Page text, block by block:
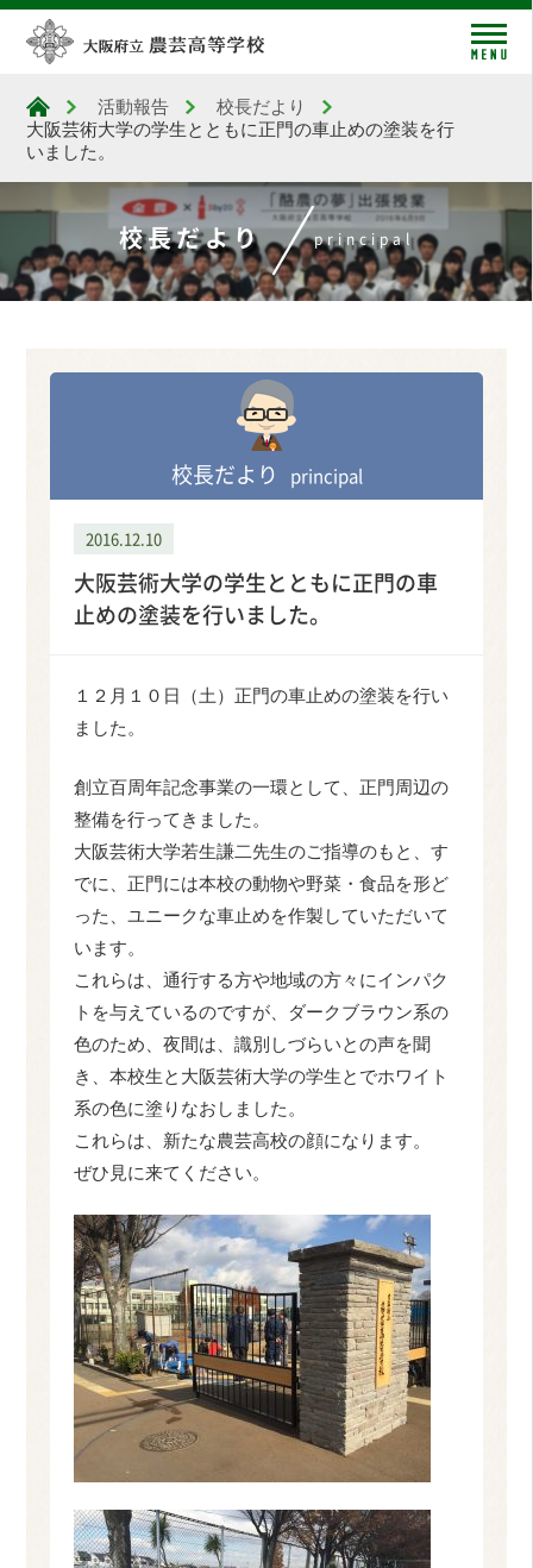
大阪府立農芸高等学校
活動報告
校長だより
大阪芸術大学の学生とともに正門の車止めの塗装を行
いました。
校長だより principal
校長だより principal
2016.12.10
大阪芸術大学の学生とともに正門の車
止めの塗装を行いました。
１２月１０日（土）正門の車止めの塗装を行い
ました。
創立百周年記念事業の一環として、正門周辺の
整備を行ってきました。
大阪芸術大学若生謙二先生のご指導のもと、す
でに、正門には本校の動物や野菜・食品を形ど
った、ユニークな車止めを作製していただいて
います。
これらは、通行する方や地域の方々にインパク
トを与えているのですが、ダークブラウン系の
色のため、夜間は、識別しづらいとの声を聞
き、本校生と大阪芸術大学の学生とでホワイト
系の色に塗りなおしました。
これらは、新たな農芸高校の顔になります。
ぜひ見に来てください。